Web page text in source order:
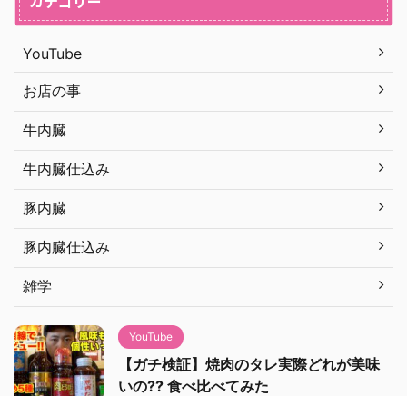
YouTube
お店の事
牛内臓
牛内臓仕込み
豚内臓
豚内臓仕込み
雑学
YouTube
【ガチ検証】焼肉のタレ実際どれが美味
いの?? 食べ比べてみた